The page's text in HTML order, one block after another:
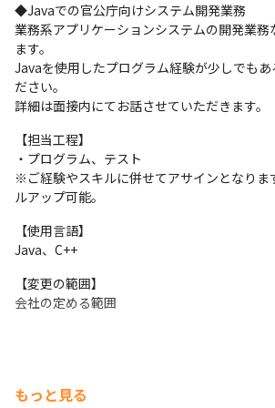
◆Javaでの官公庁向けシステム開発業務
業務系アプリケーションシステムの開発業務
ます。
Javaを使用したプログラム経験が少しでもあ
ださい。
詳細は面接内にてお話させていただきます。
【担当工程】
・プログラム、テスト
※ご経験やスキルに併せてアサインとなりま
ルアップ可能。
【使用言語】
Java、C++
【変更の範囲】
会社の定める範囲
もっと見る